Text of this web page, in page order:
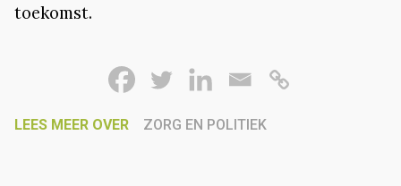
toekomst.
LEES MEER OVER ZORG EN POLITIEK